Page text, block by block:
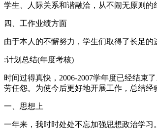
学生、人际关系和谐融洽，从不闹无原则
四、工作业绩方面
由于本人的不懈努力，学生们取得了长足
:计划总结(年度考核)
时间过得真快，2006-2007学年度已经结束
劳任怨。为使今后更好地开展工作，总结经
一、思想上
一年来，我时时处处不忘加强思想政治学